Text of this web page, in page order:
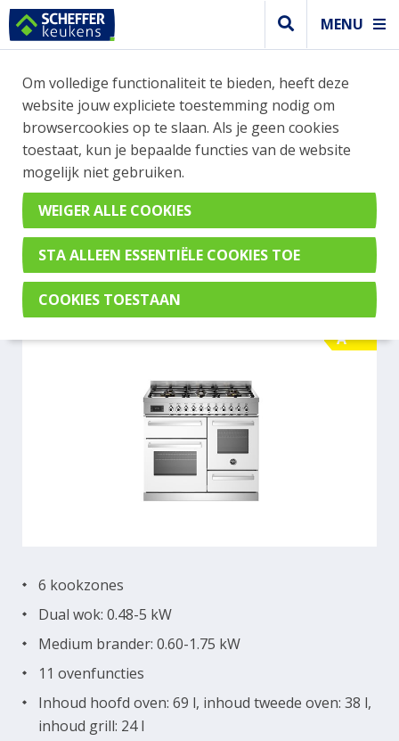
MENU
WEBSHOP BESTELLINGEN
Je kan tijdelijk geen bestelling plaatsen. Wil je je
vast oriënteren? Vergelijk eenvoudig apparaten
en merken met elkaar. Klik hier voor meer
informatie.
Fornuis
BERTAZZONI PRO106L3EBIT
A
A
6 kookzones
Dual wok: 0.48-5 kW
Medium brander: 0.60-1.75 kW
11 ovenfuncties
Inhoud hoofd oven: 69 l, inhoud tweede oven: 38 l,
inhoud grill: 24 l
Om volledige functionaliteit te bieden, heeft deze
website jouw expliciete toestemming nodig om
browsercookies op te slaan. Als je geen cookies
toestaat, kun je bepaalde functies van de website
mogelijk niet gebruiken.